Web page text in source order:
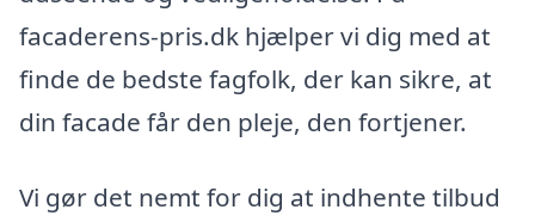
facaderens-pris.dk hjælper vi dig med at
finde de bedste fagfolk, der kan sikre, at
din facade får den pleje, den fortjener.
Vi gør det nemt for dig at indhente tilbud